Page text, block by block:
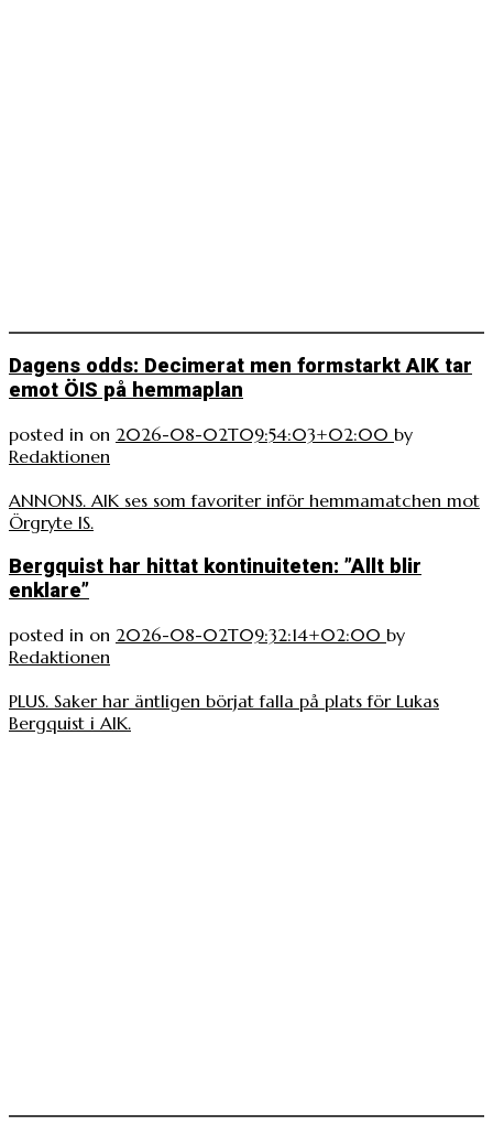
Dagens odds: Decimerat men formstarkt AIK tar
emot ÖIS på hemmaplan
posted in on 2026-08-02T09:54:03+02:00 by
Redaktionen
ANNONS. AIK ses som favoriter inför hemmamatchen mot
Örgryte IS.
Bergquist har hittat kontinuiteten: ”Allt blir
enklare”
posted in on 2026-08-02T09:32:14+02:00 by
Redaktionen
PLUS. Saker har äntligen börjat falla på plats för Lukas
Bergquist i AIK.